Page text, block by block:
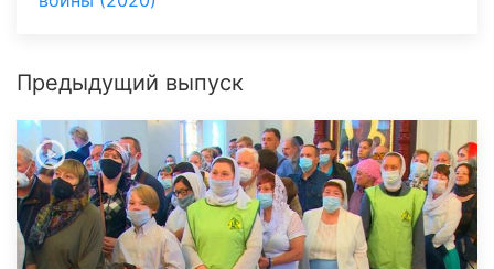
Предыдущий выпуск